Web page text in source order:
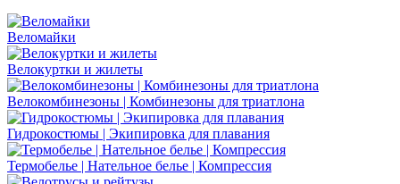
Веломайки
Велокуртки и жилеты
Велокомбинезоны | Комбинезоны для триатлона
Гидрокостюмы | Экипировка для плавания
Термобелье | Нательное белье | Компрессия